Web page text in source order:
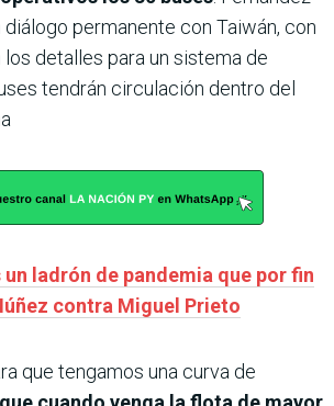
diálogo permanente con Taiwán, con
los detalles para un sistema de
tendrán circulación dentro del
un ladrón de pandemia que por fin
contra Miguel Prieto
que tengamos una curva de